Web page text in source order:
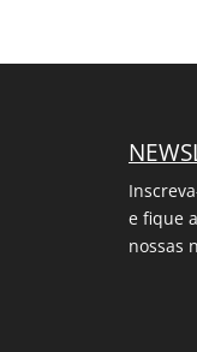
e fique
nossas